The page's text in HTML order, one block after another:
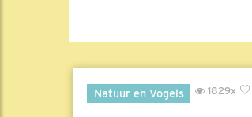
Natuur en Vogels 1829x